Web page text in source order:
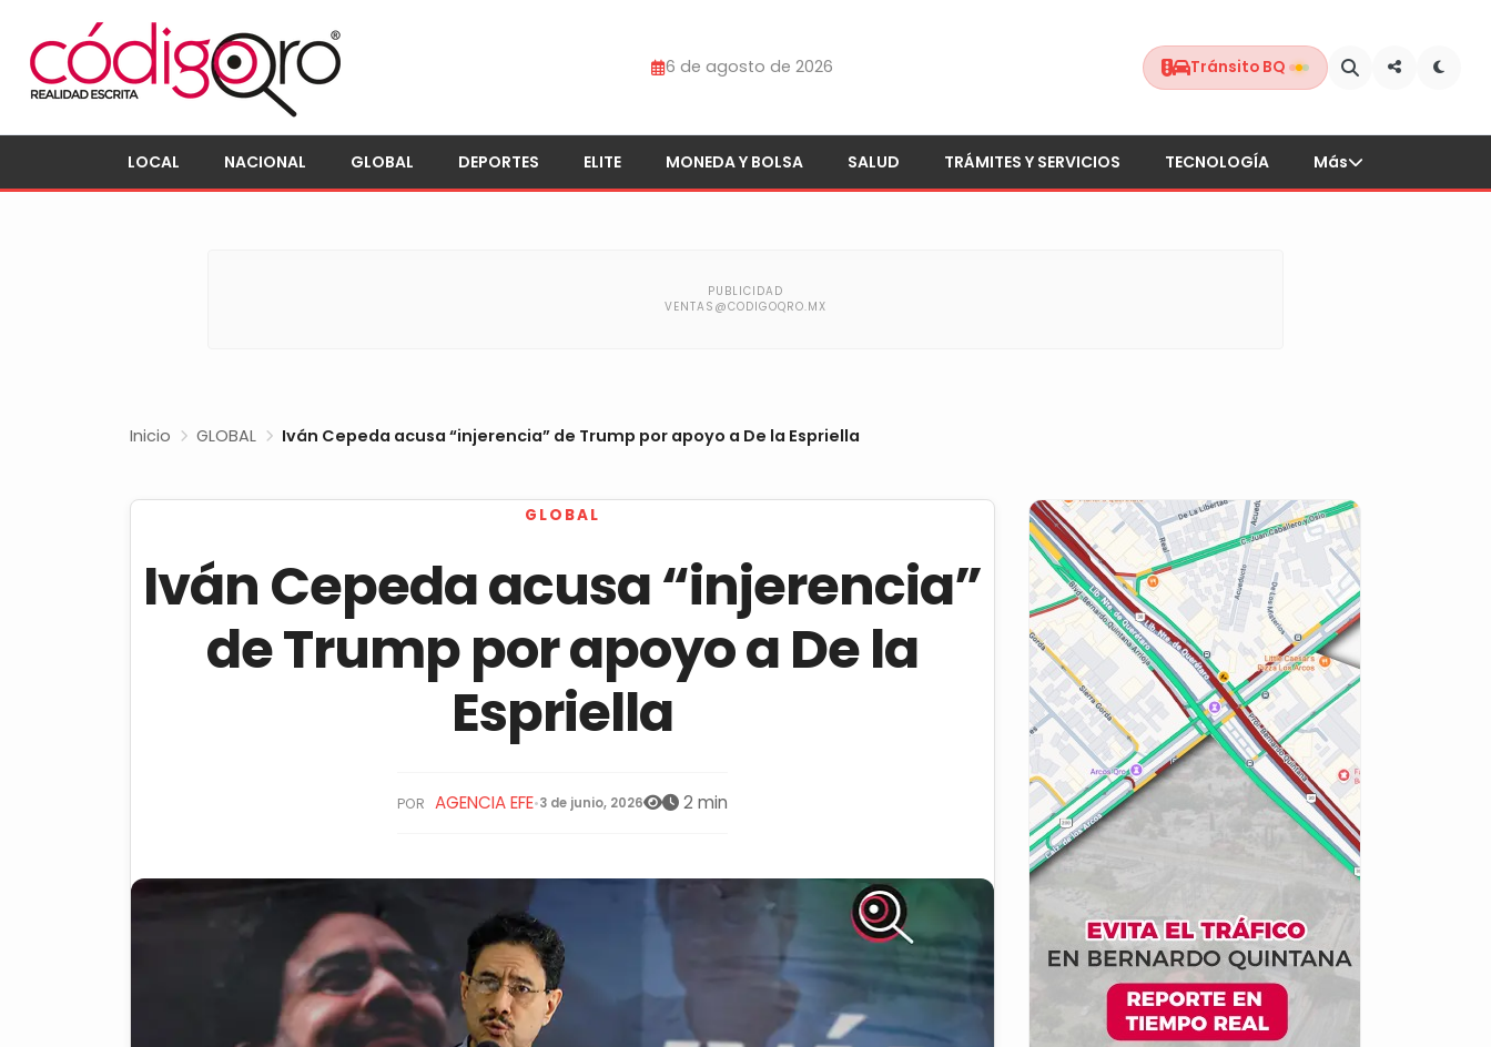
6 de agosto de 2026 Tránsito BQ
LOCAL NACIONAL GLOBAL DEPORTES ELITE MONEDA Y BOLSA SALUD TRÁMITES Y SERVICIOS TECNOLOGÍA Más
Inicio GLOBAL Iván Cepeda acusa “injerencia” de Trump por apoyo a De la Espriella
GLOBAL
Iván Cepeda acusa “injerencia”
de Trump por apoyo a De la
Espriella
POR AGENCIA EFE•3 de junio, 2026 2 min